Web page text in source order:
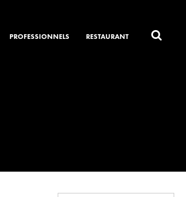
PROFESSIONNELS RESTAURANT